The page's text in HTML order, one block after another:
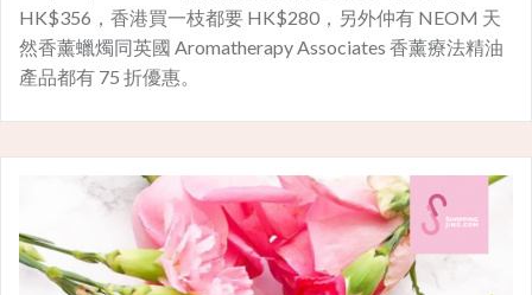
HK$356，香港買一枝都要 HK$280，另外仲有 NEOM 天
然香薰蠟燭同英國 Aromatherapy Associates 香薰療法精油
產品都有 75 折優惠。